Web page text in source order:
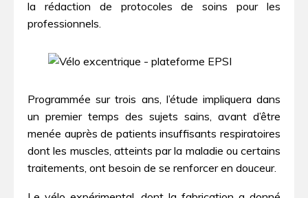
la rédaction de protocoles de soins pour les
professionnels.
Programmée sur trois ans, l’étude impliquera dans
un premier temps des sujets sains, avant d’être
menée auprès de patients insuffisants respiratoires
dont les muscles, atteints par la maladie ou certains
traitements, ont besoin de se renforcer en douceur.